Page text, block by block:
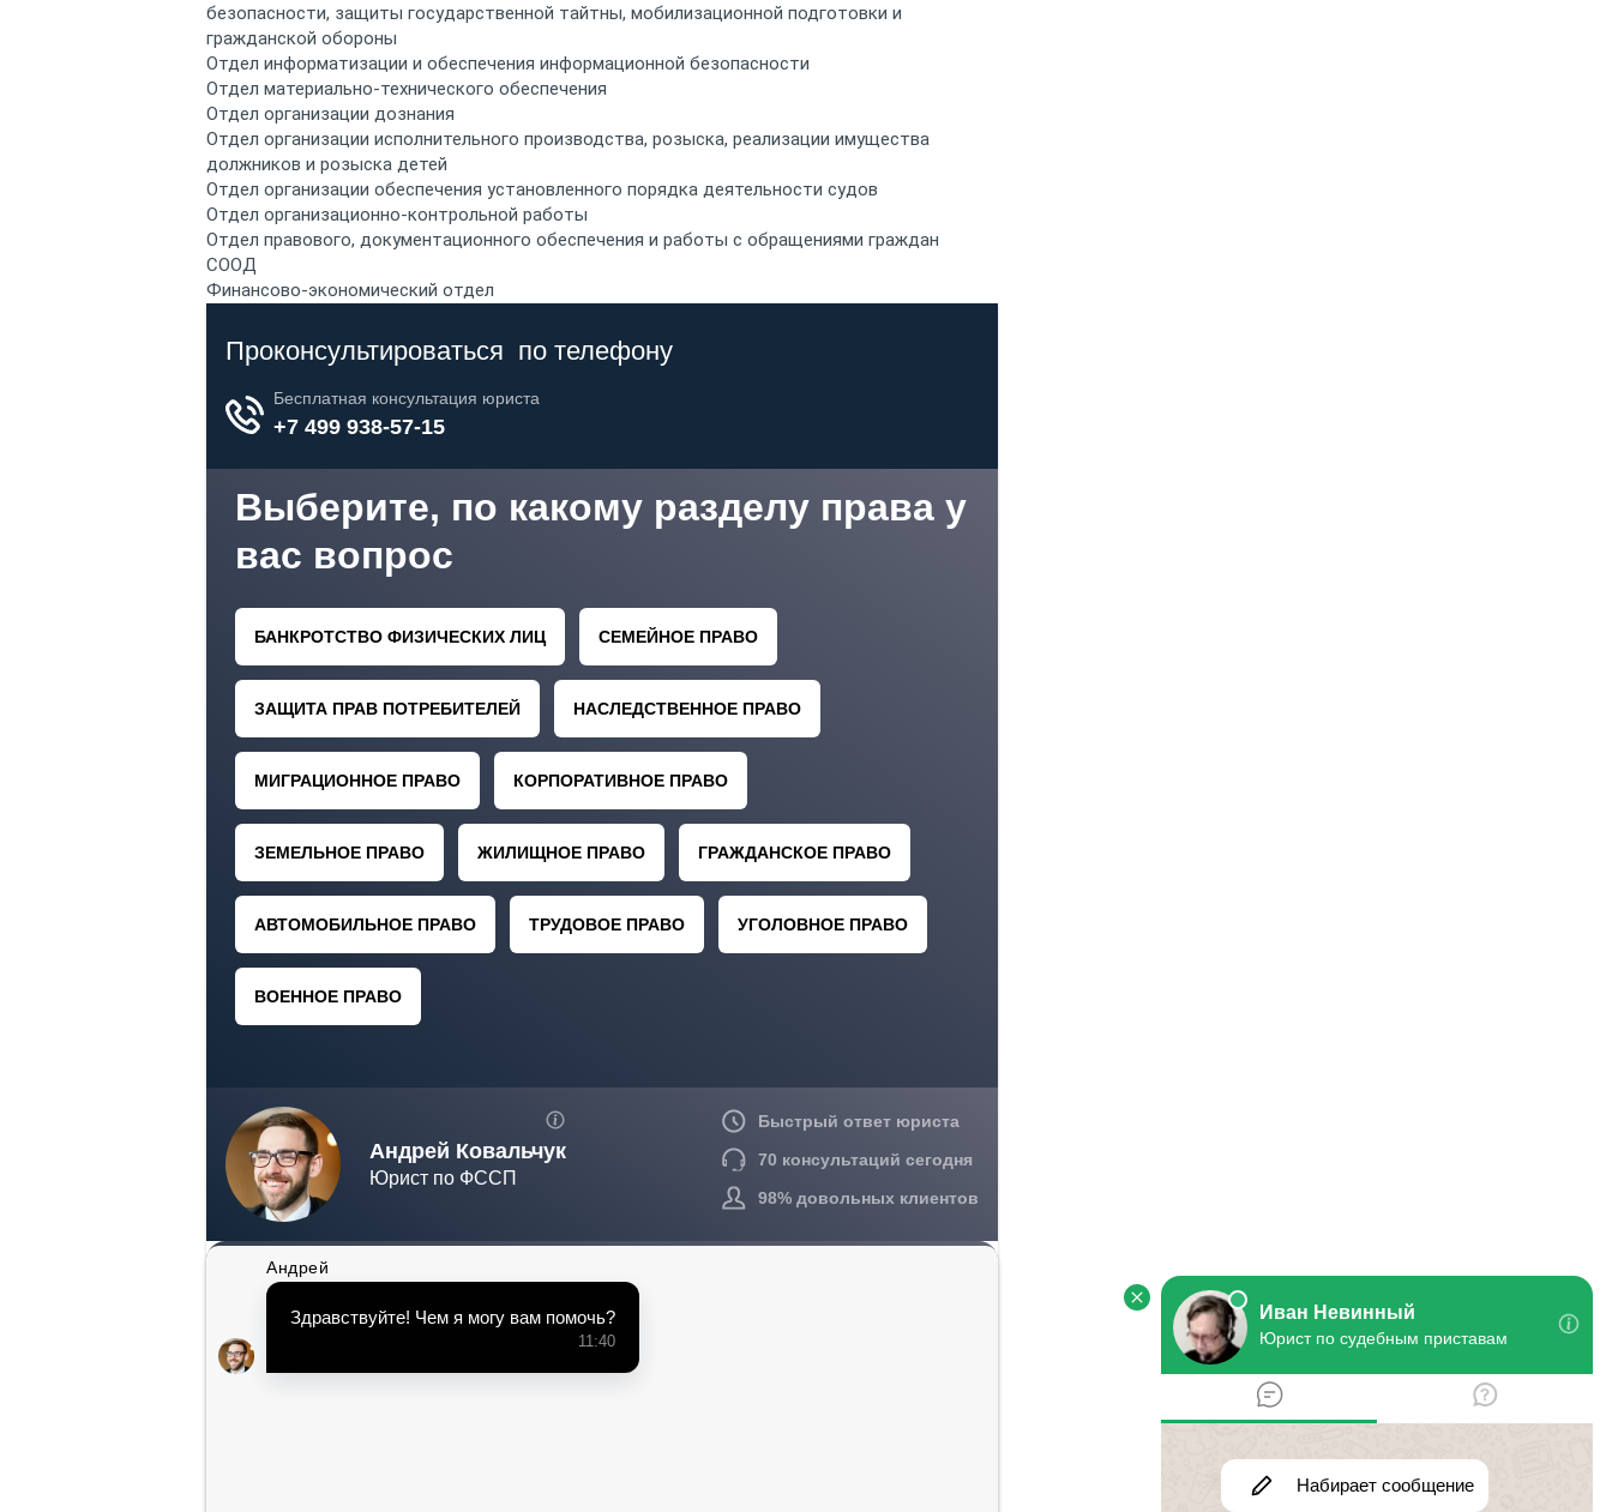
безопасности, защиты государственной тайтны, мобилизационной подготовки и
гражданской обороны
Отдел информатизации и обеспечения информационной безопасности
Отдел материально-технического обеспечения
Отдел организации дознания
Отдел организации исполнительного производства, розыска, реализации имущества
должников и розыска детей
Отдел организации обеспечения установленного порядка деятельности судов
Отдел организационно-контрольной работы
Отдел правового, документационного обеспечения и работы с обращениями граждан
СООД
Финансово-экономический отдел